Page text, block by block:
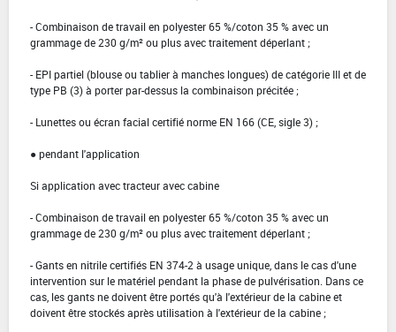
- Combinaison de travail en polyester 65 %/coton 35 % avec un
grammage de 230 g/m² ou plus avec traitement déperlant ;
- EPI partiel (blouse ou tablier à manches longues) de catégorie III et de
type PB (3) à porter par-dessus la combinaison précitée ;
- Lunettes ou écran facial certifié norme EN 166 (CE, sigle 3) ;
● pendant l'application
Si application avec tracteur avec cabine
- Combinaison de travail en polyester 65 %/coton 35 % avec un
grammage de 230 g/m² ou plus avec traitement déperlant ;
- Gants en nitrile certifiés EN 374-2 à usage unique, dans le cas d'une
intervention sur le matériel pendant la phase de pulvérisation. Dans ce
cas, les gants ne doivent être portés qu'à l'extérieur de la cabine et
doivent être stockés après utilisation à l'extérieur de la cabine ;